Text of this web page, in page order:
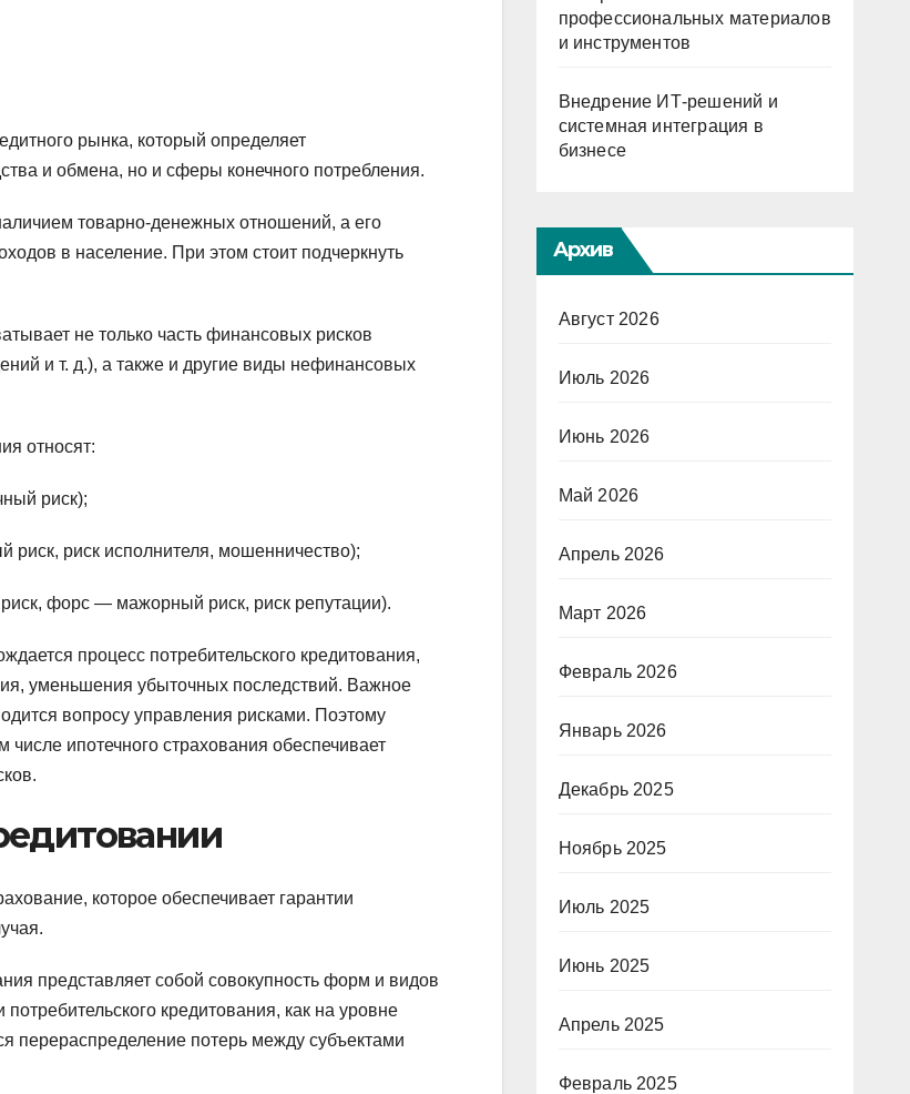
рынка, который определяет
и обмена, но и сферы конечного потребления.
товарно-денежных отношений, а его
в население. При этом стоит подчеркнуть
не только часть финансовых рисков
и т. д.), а также и другие виды нефинансовых
относят:
риск);
риск исполнителя, мошенничество);
форс — мажорный риск, риск репутации).
процесс потребительского кредитования,
уменьшения убыточных последствий. Важное
вопросу управления рисками. Поэтому
числе ипотечного страхования обеспечивает
которое обеспечивает гарантии
представляет собой совокупность форм и видов
кредитования, как на уровне
перераспределение потерь между субъектами
профессиональных материалов
и инструментов
Внедрение ИТ-решений и
системная интеграция в
бизнесе
Архив
Август 2026
Июль 2026
Июнь 2026
Май 2026
Апрель 2026
Март 2026
Февраль 2026
Январь 2026
Декабрь 2025
Ноябрь 2025
Июль 2025
Июнь 2025
Апрель 2025
Февраль 2025